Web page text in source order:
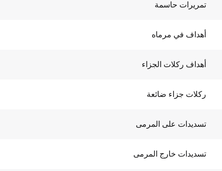
تمريرات حاسمة
أهداف في مرماه
أهداف ركلات الجزاء
ركلات جزاء ضائعة
تسديدات على المرمى
تسديدات خارج المرمى